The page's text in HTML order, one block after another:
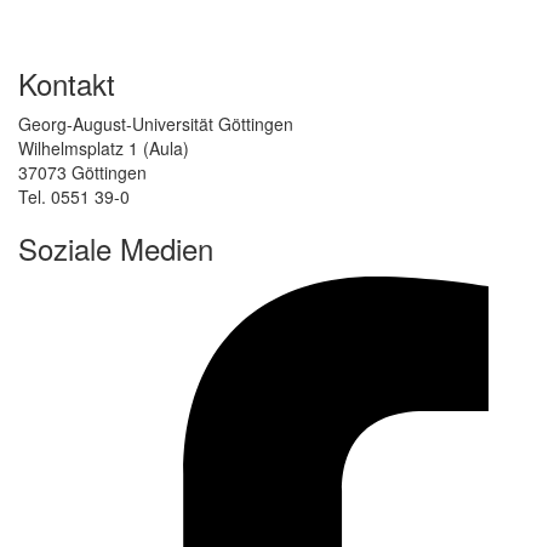
Kontakt
Georg-August-Universität Göttingen
Wilhelmsplatz 1 (Aula)
37073 Göttingen
Tel. 0551 39-0
Soziale Medien